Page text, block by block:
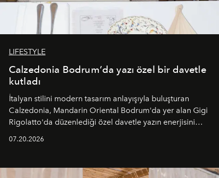
LIFESTYLE
Calzedonia Bodrum’da yazı özel bir davetle
kutladı
İtalyan stilini modern tasarım anlayışıyla buluşturan
Calzedonia, Mandarin Oriental Bodrum'da yer alan Gigi
Rigolatto'da düzenlediği özel davetle yazın enerjisini
07.20.2026